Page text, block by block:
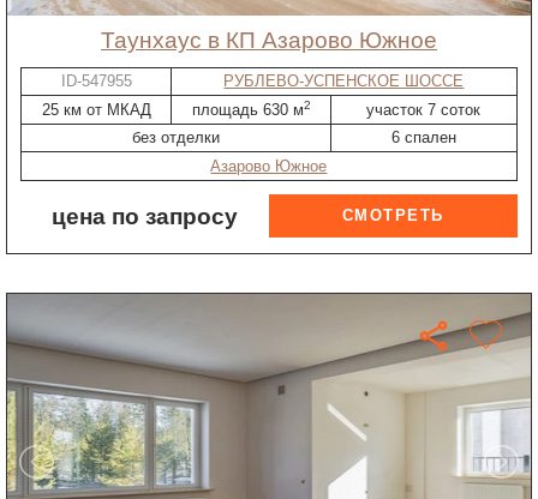
таунхаус в КП Азарово Южное
ID-547955
РУБЛЕВО-УСПЕНСКОЕ ШОССЕ
25 км от МКАД
площадь 630 м2
участок 7 соток
без отделки
6 спален
Азарово Южное
цена по запросу